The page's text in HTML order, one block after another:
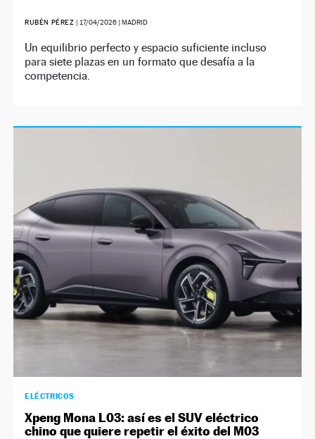
RUBÉN PÉREZ | 17/04/2026 | MADRID
Un equilibrio perfecto y espacio suficiente incluso
para siete plazas en un formato que desafía a la
competencia.
ELÉCTRICOS
Xpeng Mona L03: así es el SUV eléctrico
chino que quiere repetir el éxito del M03